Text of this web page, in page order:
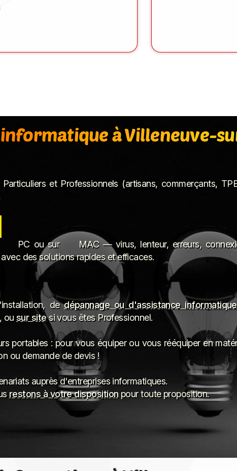
informatique àVilleneuve-
et Professionnels (artisans, commerçants,
PC ou sur
MAC — virus, lenteur, erreurs,
des solutions rapides et efficaces.
dedépannage ou d'assistance
ou sur sitesi vous êtes Professionnel.
portables : pour vous équiper ou vous rééquiper en
ou demande de devis !
auprès d'entreprises informatiques.
restons à votre dispositionpour toute proposition.